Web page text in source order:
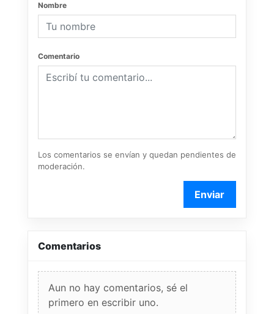
Nombre
Comentario
Los comentarios se envían y quedan pendientes de
moderación.
Enviar
Comentarios
Aun no hay comentarios, sé el
primero en escribir uno.